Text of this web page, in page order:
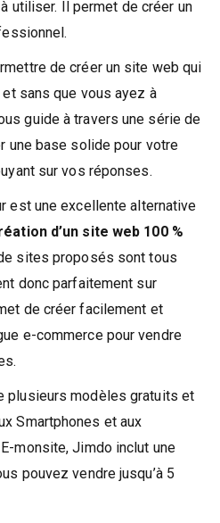
utiliser. Il permet de créer un
de créer un site web qui
sans que vous ayez à
guide à travers une série de
une base solide pour votre
sur vos réponses.
est une excellente alternative
d’un site web 100 %
sites proposés sont tous
donc parfaitement sur
de créer facilement et
e-commerce pour vendre
plusieurs modèles gratuits et
Smartphones et aux
monsite, Jimdo inclut une
pouvez vendre jusqu’à 5